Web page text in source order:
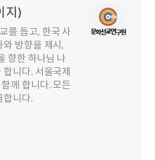
지)
를 돕고, 한국 사
방향을 제시,
향한 하나님 나
니다. 서울국제
께 합니다. 모든
합니다.